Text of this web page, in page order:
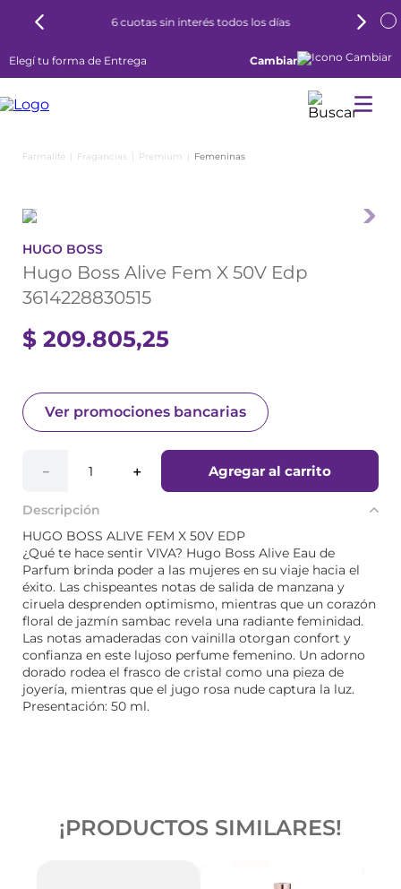
6 cuotas sin interés todos los días
Elegí tu forma de Entrega Cambiar
Fragancias Premium Femeninas
HUGO BOSS
Hugo Boss Alive Fem X 50V Edp
3614228830515
$ 209.805,25
Ver promociones bancarias
＋
－ Agregar al carrito
Descripción
HUGO BOSS ALIVE FEM X 50V EDP
¿Qué te hace sentir VIVA? Hugo Boss Alive Eau de
Parfum brinda poder a las mujeres en su viaje hacia el
éxito. Las chispeantes notas de salida de manzana y
ciruela desprenden optimismo, mientras que un corazón
floral de jazmín sambac revela una radiante feminidad.
Las notas amaderadas con vainilla otorgan confort y
confianza en este lujoso perfume femenino. Un adorno
dorado rodea el frasco de cristal como una pieza de
joyería, mientras que el jugo rosa nude captura la luz.
Presentación: 50 ml.
¡PRODUCTOS SIMILARES!